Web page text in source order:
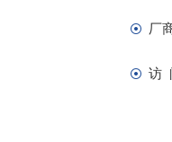
厂
访